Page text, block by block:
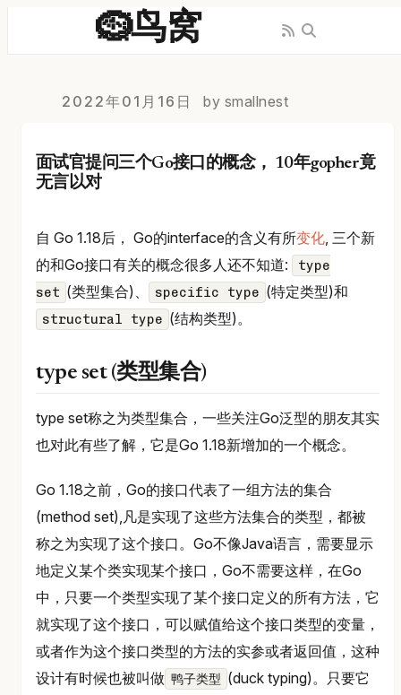
🪹鸟窝
2022年01月16日 by smallnest
面试官提问三个Go接口的概念， 10年gopher竟
无言以对
自 Go 1.18后， Go的interface的含义有所变化, 三个新
的和Go接口有关的概念很多人还不知道:
type
set (类型集合)、 specific type (特定类型)和
structural type (结构类型)。
type set (类型集合)
type set称之为类型集合，一些关注Go泛型的朋友其实
也对此有些了解，它是Go 1.18新增加的一个概念。
Go 1.18之前，Go的接口代表了一组方法的集合
(method set),凡是实现了这些方法集合的类型，都被
称之为实现了这个接口。Go不像Java语言，需要显示
地定义某个类实现某个接口，Go不需要这样，在Go
中，只要一个类型实现了某个接口定义的所有方法，它
就实现了这个接口，可以赋值给这个接口类型的变量，
或者作为这个接口类型的方法的实参或者返回值，这种
设计有时候也被叫做 鸭子类型 (duck typing)。只要它